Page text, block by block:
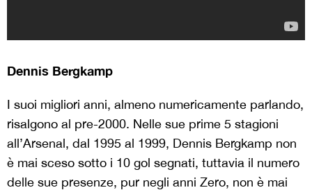
Dennis Bergkamp
I suoi migliori anni, almeno numericamente parlando,
risalgono al pre-2000. Nelle sue prime 5 stagioni
all’Arsenal, dal 1995 al 1999, Dennis Bergkamp non
è mai sceso sotto i 10 gol segnati, tuttavia il numero
delle sue presenze, pur negli anni Zero, non è mai